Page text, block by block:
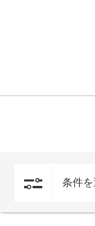
条件